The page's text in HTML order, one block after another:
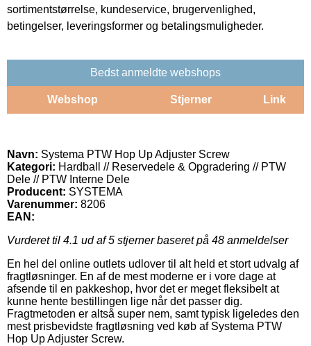
sortimentstørrelse, kundeservice, brugervenlighed,
betingelser, leveringsformer og betalingsmuligheder.
Bedst anmeldte webshops
Webshop Stjerner Link
Navn: Systema PTW Hop Up Adjuster Screw
Kategori: Hardball // Reservedele & Opgradering // PTW
Dele // PTW Interne Dele
Producent: SYSTEMA
Varenummer: 8206
EAN:
Vurderet til 4.1 ud af 5 stjerner baseret på 48 anmeldelser
En hel del online outlets udlover til alt held et stort udvalg af
fragtløsninger. En af de mest moderne er i vore dage at
afsende til en pakkeshop, hvor det er meget fleksibelt at
kunne hente bestillingen lige når det passer dig.
Fragtmetoden er altså super nem, samt typisk ligeledes den
mest prisbevidste fragtløsning ved køb af Systema PTW
Hop Up Adjuster Screw.